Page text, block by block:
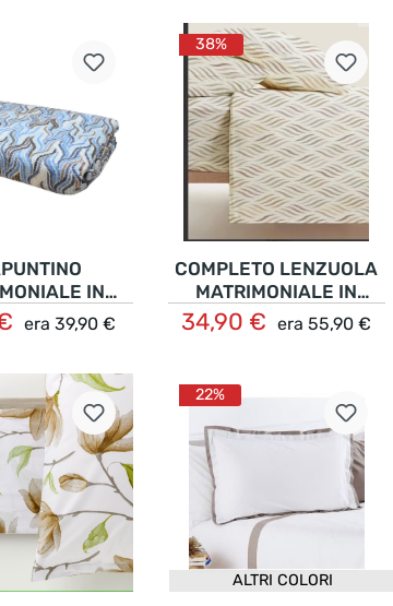
IN
BRIAN
era 39,90 €
carrello
38%
COMPLETO LENZUOLA
MATRIMONIALE IN
COTONE LUANA
34,90 € era55,90 €
Nel carrello
ALTRI COLORI
22%